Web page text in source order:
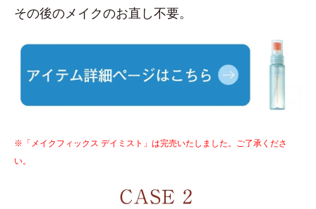
その後のメイクのお直し不要。
※「メイクフィックス デイミスト」は完売いたしました。ご了承くださ
い。